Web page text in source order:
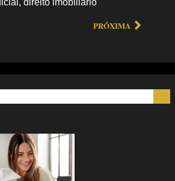
direito imobiliário
PRÓXIMA